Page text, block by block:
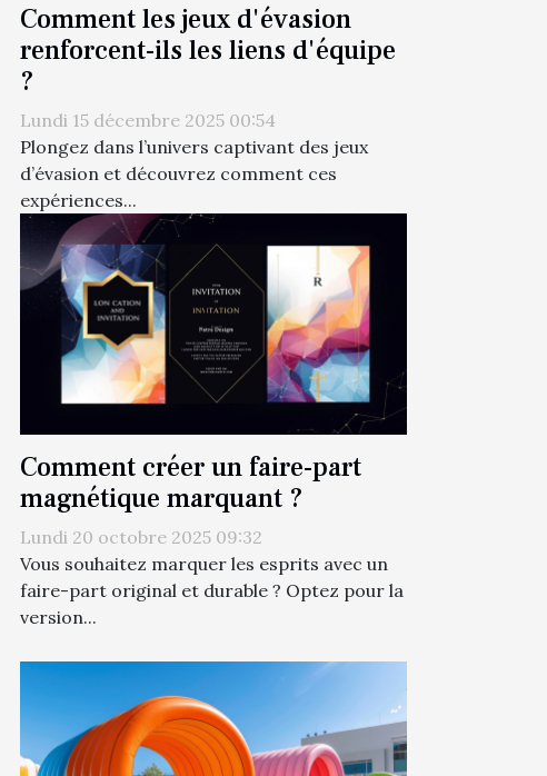
Comment les jeux d'évasion
renforcent-ils les liens d'équipe
?
Lundi 15 décembre 2025 00:54
Plongez dans l’univers captivant des jeux
d’évasion et découvrez comment ces
expériences...
Comment créer un faire-part
magnétique marquant ?
Lundi 20 octobre 2025 09:32
Vous souhaitez marquer les esprits avec un
faire-part original et durable ? Optez pour la
version...